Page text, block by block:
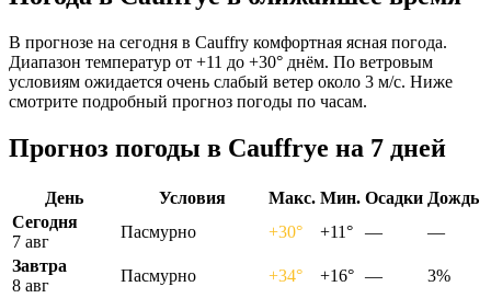
В прогнозе на сегодня в Cauffry комфортная ясная погода.
Диапазон температур от +11 до +30° днём. По ветровым
условиям ожидается очень слабый ветер около 3 м/с. Ниже
смотрите подробный прогноз погоды по часам.
Прогноз погоды в Cauffryе на 7 дней
День Условия Макс. Мин. Осадки Дождь
Сегодня
7 авг
Пасмурно +30° +11° —
—
Завтра
8 авг
Пасмурно +34° +16° —
3%